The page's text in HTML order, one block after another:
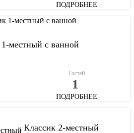
ПОДРОБНЕЕ
местный с ванной
Гостей
1
ПОДРОБНЕЕ
Классик 2-местный